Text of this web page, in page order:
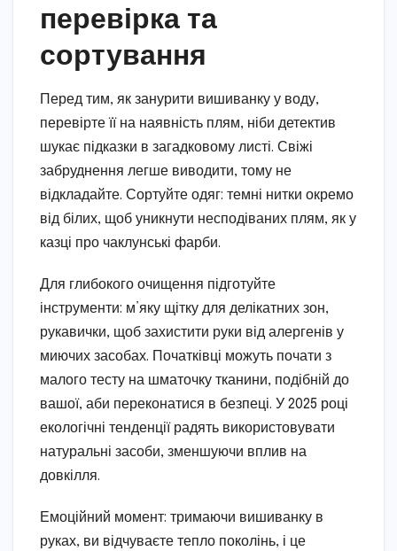
перевірка та
сортування
Перед тим, як занурити вишиванку у воду,
перевірте її на наявність плям, ніби детектив
шукає підказки в загадковому листі. Свіжі
забруднення легше виводити, тому не
відкладайте. Сортуйте одяг: темні нитки окремо
від білих, щоб уникнути несподіваних плям, як у
казці про чаклунські фарби.
Для глибокого очищення підготуйте
інструменти: м’яку щітку для делікатних зон,
рукавички, щоб захистити руки від алергенів у
миючих засобах. Початківці можуть почати з
малого тесту на шматочку тканини, подібній до
вашої, аби переконатися в безпеці. У 2025 році
екологічні тенденції радять використовувати
натуральні засоби, зменшуючи вплив на
довкілля.
Емоційний момент: тримаючи вишиванку в
руках, ви відчуваєте тепло поколінь, і це